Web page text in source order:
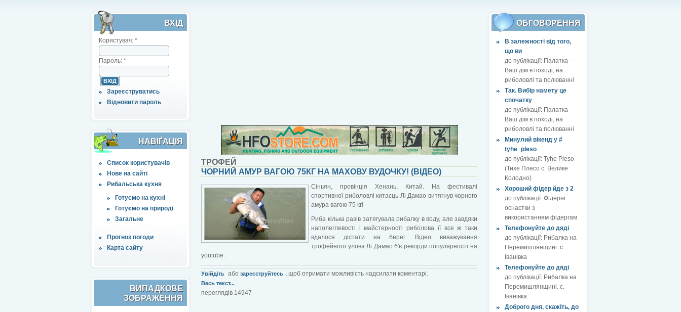
ВХІД
Користувач: *
Пароль: *
Зареєструватись
Відновити пароль
НАВІҐАЦІЯ
Список користувачів
Нове на сайті
Рибальська кухня
Готуємо на кухні
Готуємо на природі
Загальне
Прогноз погоди
Карта сайту
ВИПАДКОВЕ
ЗОБРАЖЕННЯ
ОБГОВОРЕННЯ
В залежності від того,
що ви
до публікації: Палатка -
Ваш дім в поході, на
риболовлі та полюванні
Так. Вибір намету це
спочатку
до публікації: Палатка -
Ваш дім в поході, на
риболовлі та полюванні
Минулий вікенд у #
tyhe_pleso
до публікації: Tyhe Pleso
(Тихе Плесо с. Велике
Колодно)
Хороший фідер йде з 2
до публікації: Фідерні
оснастки з
використанням фідергам
Телефонуйте до дяді
до публікації: Рибалка на
Перемишлянщині. с.
Іванівка
Телефонуйте до дяді
до публікації: Рибалка на
Перемишлянщині. с.
Іванівка
Доброго дня, скажіть, до
ТРОФЕЙ
ЧОРНИЙ АМУР ВАГОЮ 75КГ НА МАХОВУ ВУДОЧКУ! (ВІДЕО)
Сіньян, провінція Хенань, Китай. На фестивалі
спортивної риболовлі китаєць Лі Дамао витягнув чорного
амура вагою 75 кг!
Риба кілька разів затягувала рибалку в воду, але завдяки
наполеглевості і майстерності риболова її все ж таки
вдалося дістати на берег. Відео виважування
трофейного улова Лі Дамао б'є рекорди популярності на
youtube.
Увійдіть або зареєструйтесь , щоб отримати можливість надсилати коментарі.
Весь текст...
переглядів 14947